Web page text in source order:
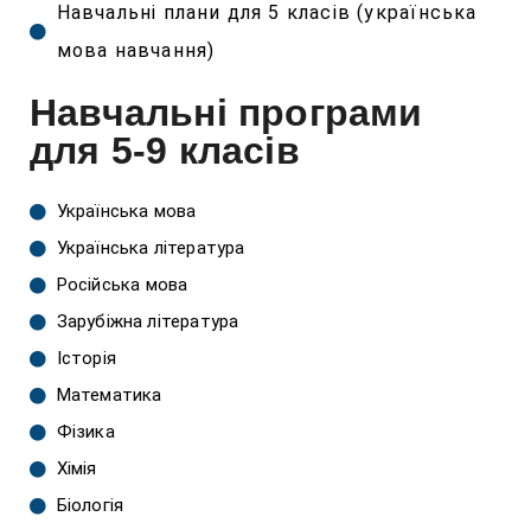
Навчальні плани для 5 класів (українська
мова навчання)
Навчальні програми
для 5-9 класів
Українська мова
Українська література
Російська мова
Зарубіжна література
Історія
Математика
Фізика
Хімія
Біологія